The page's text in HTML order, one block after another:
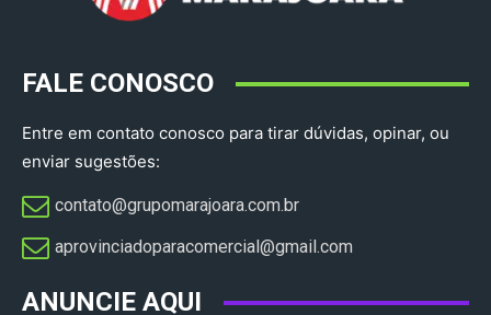
FALE CONOSCO
Entre em contato conosco para tirar dúvidas, opinar, ou
enviar sugestões:
contato@grupomarajoara.com.br
aprovinciadoparacomercial@gmail.com​
ANUNCIE AQUI